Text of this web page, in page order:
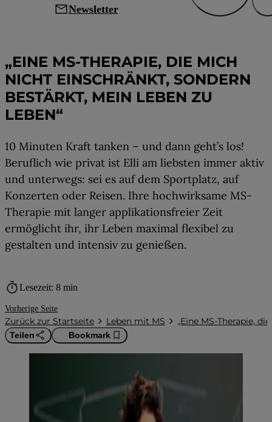
mailNewsletter
„EINE MS-THERAPIE, DIE MICH
NICHT EINSCHRÄNKT, SONDERN
BESTÄRKT, MEIN LEBEN ZU
LEBEN“
10 Minuten Kraft tanken – und dann geht’s los!
Beruflich wie privat ist Elli am liebsten immer aktiv
und unterwegs: sei es auf dem Sportplatz, auf
Konzerten oder Reisen. Ihre hochwirksame MS-
Therapie mit langer applikationsfreier Zeit
ermöglicht ihr, ihr Leben maximal flexibel zu
gestalten und intensiv zu genießen.
timerLesezeit: 8 min
Vorherige Seite
Zurück zur Startseite Leben mit MS „Eine MS-Therapie,
Teilen Bookmark